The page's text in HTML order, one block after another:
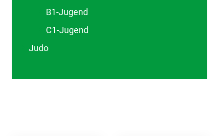
B1-Jugend
C1-Jugend
Judo